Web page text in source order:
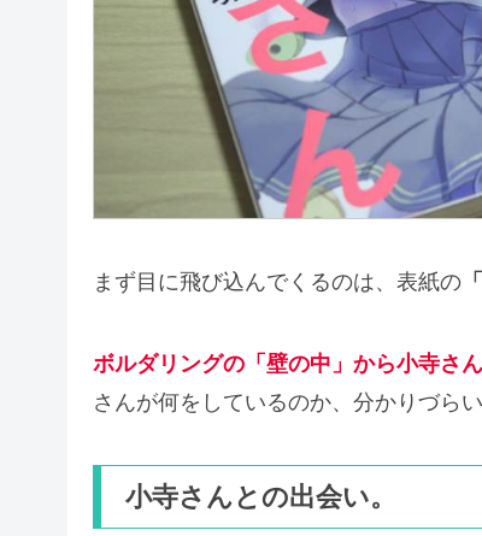
まず目に飛び込んでくるのは、表紙の
ボルダリングの「壁の中」から小寺さ
さんが何をしているのか、分かりづら
小寺さんとの出会い。